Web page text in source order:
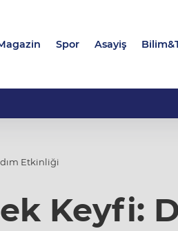
Spor Asayiş
Etkinliği
Keyfi: